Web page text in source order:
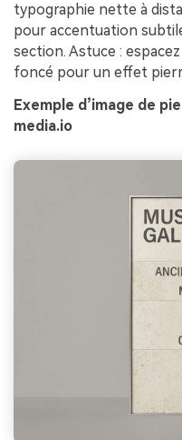
typographie nette à
pour accentuation
section. Astuce :
foncé pour un effet
Exemple d’image de
media.io